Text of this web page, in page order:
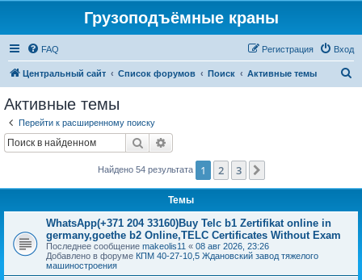
Грузоподъёмные краны
FAQ Вход
Регистрация
Центральный сайт Список форумов Поиск Активные темы
Активные темы
Перейти к расширенному поиску
Поиск
Найдено 54 результата 1 2 3
Темы
WhatsApp(+371 204 33160)Buy Telc b1 Zertifikat online in
germany,goethe b2 Online,TELC Certificates Without Exam
Последнее сообщение makeolis11 « 08 авг 2026, 23:26
Добавлено в форуме КПМ 40-27-10,5 Ждановский завод тяжелого
машиностроения